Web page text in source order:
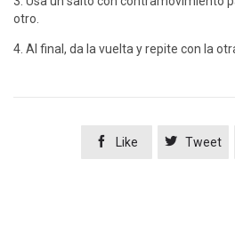
otro.
4. Al final, da la vuelta y repite con la
 Like  Tweet